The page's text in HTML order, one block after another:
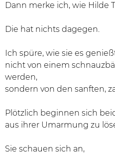
Dann merke ich, wie Hilde
Die hat nichts dagegen.
Ich spüre, wie sie es
nicht von einem
werden,
sondern von den sanften,
Plötzlich beginnen sich
aus ihrer Umarmung zu
Sie schauen sich an,